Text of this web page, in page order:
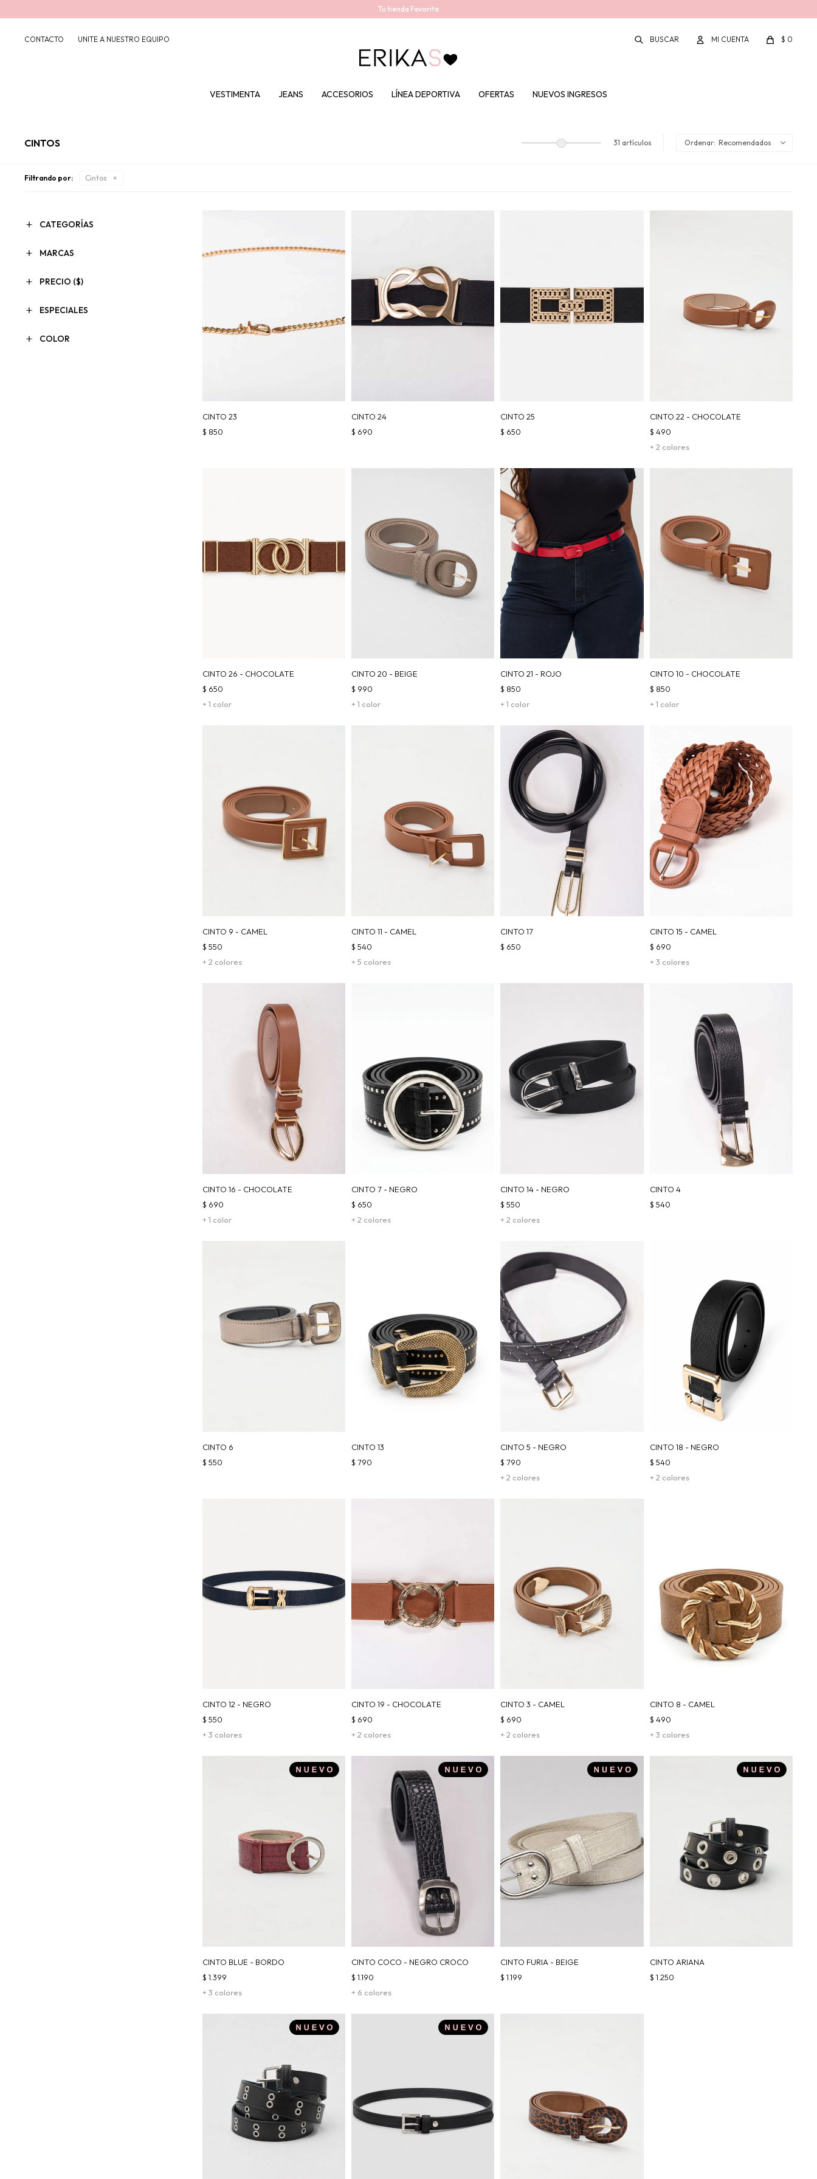
Tu tienda Favorita
VESTIMENTA JEANS ACCESORIOS LÍNEA DEPORTIVA OFERTAS NUEVOS INGRESOS
$ 0
CONTACTO UNITE A NUESTRO EQUIPO
CINTOS 31 artículos Recomendados
Filtrando por: Cintos
CINTO 23
$ 850
CINTO 24
$ 690
CINTO 25
$ 650
CINTO 22 - CHOCOLATE
+ 2 colores
$ 490
CINTO 26 - CHOCOLATE
+ 1 color
$ 650
CINTO 20 - BEIGE
+ 1 color
$ 990
CINTO 21 - ROJO
+ 1 color
$ 850
CINTO 10 - CHOCOLATE
+ 1 color
$ 850
CINTO 9 - CAMEL
+ 2 colores
$ 550
CINTO 11 - CAMEL
+ 5 colores
$ 540
CINTO 17
$ 650
CINTO 15 - CAMEL
+ 3 colores
$ 690
CINTO 16 - CHOCOLATE
+ 1 color
$ 690
CINTO 7 - NEGRO
+ 2 colores
$ 650
CINTO 14 - NEGRO
+ 2 colores
$ 550
CINTO 4
$ 540
CINTO 6
$ 550
CINTO 13
$ 790
CINTO 5 - NEGRO
+ 2 colores
$ 790
CINTO 18 - NEGRO
+ 2 colores
$ 540
CINTO 12 - NEGRO
+ 3 colores
$ 550
CINTO 19 - CHOCOLATE
+ 2 colores
$ 690
CINTO 3 - CAMEL
+ 2 colores
$ 690
CINTO 8 - CAMEL
+ 3 colores
$ 490
CINTO BLUE - BORDO
+ 3 colores
$ 1.399
CINTO COCO - NEGRO CROCO
+ 6 colores
$ 1.190
CINTO FURIA - BEIGE
$ 1.199
CINTO ARIANA
$ 1.250
CATEGORÍAS
MARCAS
PRECIO ($)
ESPECIALES
COLOR